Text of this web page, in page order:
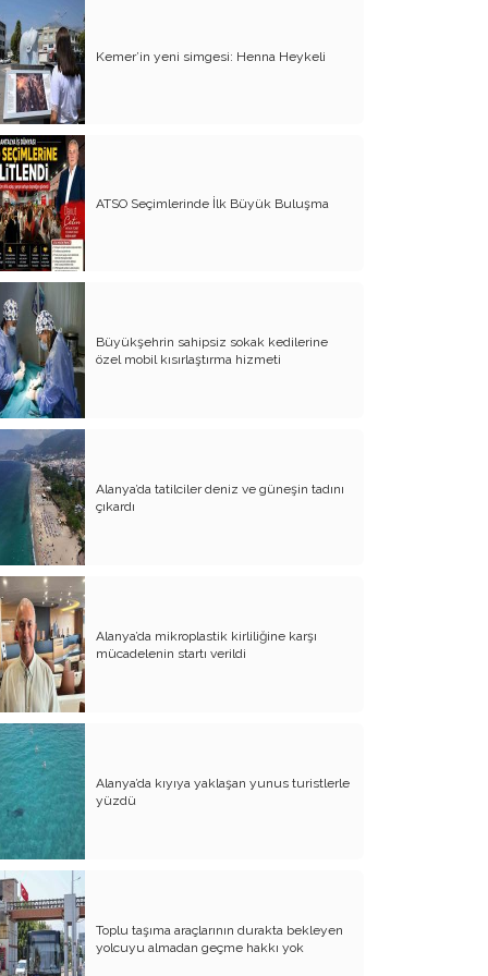
Kemer’in yeni simgesi: Henna Heykeli
ATSO Seçimlerinde İlk Büyük Buluşma
Büyükşehrin sahipsiz sokak kedilerine
özel mobil kısırlaştırma hizmeti
Alanya’da tatilciler deniz ve güneşin tadını
çıkardı
Alanya’da mikroplastik kirliliğine karşı
mücadelenin startı verildi
Alanya’da kıyıya yaklaşan yunus turistlerle
yüzdü
Toplu taşıma araçlarının durakta bekleyen
yolcuyu almadan geçme hakkı yok